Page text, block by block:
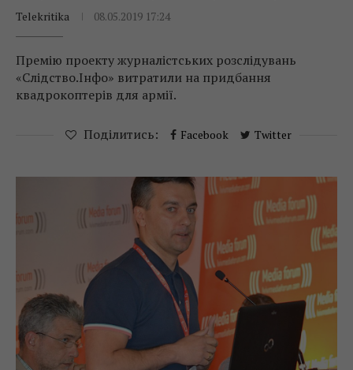
Telekritika
08.05.2019 17:24
Премію проекту журналістських розслідувань
«Слідство.Інфо» витратили на придбання
квадрокоптерів для армії.
Поділитись: Facebook Twitter